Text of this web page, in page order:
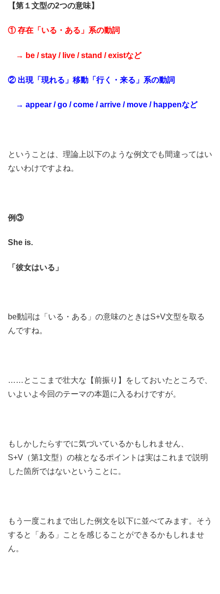
【第１文型の2つの意味】
① 存在「いる・ある」系の動詞
→ be / stay / live / stand / existなど
② 出現「現れる」移動「行く・来る」系の動詞
→ appear / go / come / arrive / move / happenなど
ということは、理論上以下のような例文でも間違ってはい
ないわけですよね。
例③
She is.
「彼女はいる」
be動詞は「いる・ある」の意味のときはS+V文型を取る
んですね。
……とここまで壮大な【前振り】をしておいたところで、
いよいよ今回のテーマの本題に入るわけですが。
もしかしたらすでに気づいているかもしれません、
S+V（第1文型）の核となるポイントは実はこれまで説明
した箇所ではないということに。
もう一度これまで出した例文を以下に並べてみます。そう
すると「ある」ことを感じることができるかもしれませ
ん。